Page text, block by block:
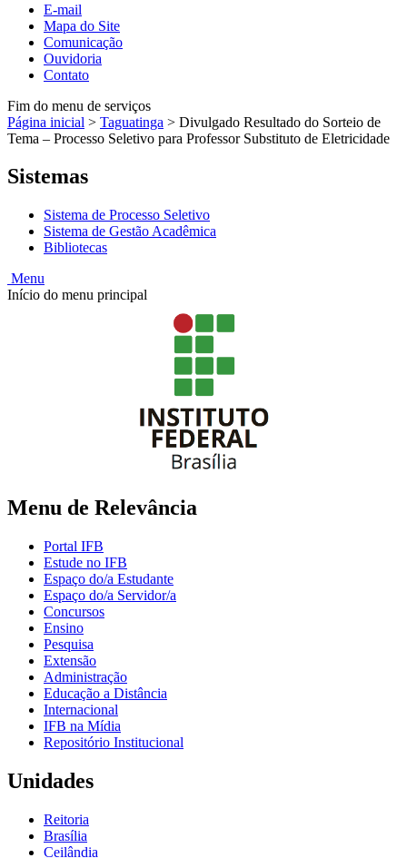
E-mail
Mapa do Site
Comunicação
Ouvidoria
Contato
Fim do menu de serviços
Página inicial > Taguatinga > Divulgado Resultado do Sorteio de
Tema – Processo Seletivo para Professor Substituto de Eletricidade
Sistemas
Sistema de Processo Seletivo
Sistema de Gestão Acadêmica
Bibliotecas
Menu
Início do menu principal
Menu de Relevância
Portal IFB
Estude no IFB
Espaço do/a Estudante
Espaço do/a Servidor/a
Concursos
Ensino
Pesquisa
Extensão
Administração
Educação a Distância
Internacional
IFB na Mídia
Repositório Institucional
Unidades
Reitoria
Brasília
Ceilândia